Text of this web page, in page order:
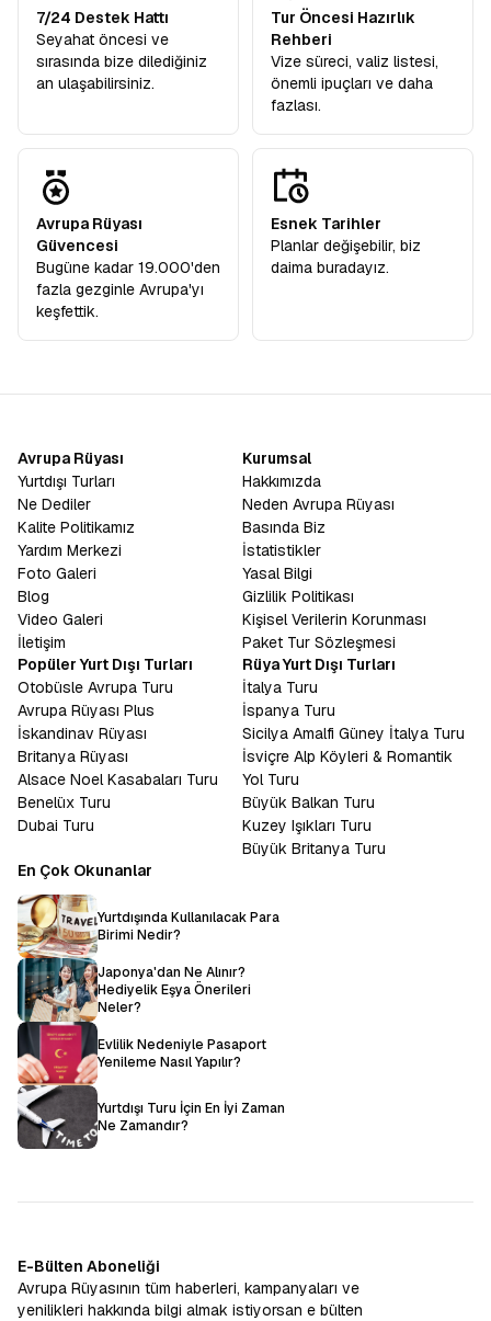
7/24 Destek Hattı
Seyahat öncesi ve
sırasında bize dilediğiniz
an ulaşabilirsiniz.
Tur Öncesi Hazırlık
Rehberi
Vize süreci, valiz listesi,
önemli ipuçları ve daha
fazlası.
Avrupa Rüyası
Güvencesi
Bugüne kadar 19.000'den
fazla gezginle Avrupa'yı
keşfettik.
Esnek Tarihler
Planlar değişebilir, biz
daima buradayız.
Avrupa Rüyası
Yurtdışı Turları
Ne Dediler
Kalite Politikamız
Yardım Merkezi
Foto Galeri
Blog
Video Galeri
İletişim
Kurumsal
Hakkımızda
Neden Avrupa Rüyası
Basında Biz
İstatistikler
Yasal Bilgi
Gizlilik Politikası
Kişisel Verilerin Korunması
Paket Tur Sözleşmesi
Popüler Yurt Dışı Turları
Otobüsle Avrupa Turu
Avrupa Rüyası Plus
İskandinav Rüyası
Britanya Rüyası
Alsace Noel Kasabaları Turu
Benelüx Turu
Dubai Turu
Rüya Yurt Dışı Turları
İtalya Turu
İspanya Turu
Sicilya Amalfi Güney İtalya Turu
İsviçre Alp Köyleri & Romantik
Yol Turu
Büyük Balkan Turu
Kuzey Işıkları Turu
Büyük Britanya Turu
En Çok Okunanlar
Yurtdışında Kullanılacak Para
Birimi Nedir?
Japonya'dan Ne Alınır?
Hediyelik Eşya Önerileri
Neler?
Evlilik Nedeniyle Pasaport
Yenileme Nasıl Yapılır?
Yurtdışı Turu İçin En İyi Zaman
Ne Zamandır?
E-Bülten Aboneliği
Avrupa Rüyasının tüm haberleri, kampanyaları ve
yenilikleri hakkında bilgi almak istiyorsan e bülten